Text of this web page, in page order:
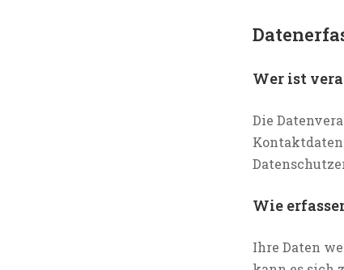
Wer ist
Die
Wie
Ihre Daten